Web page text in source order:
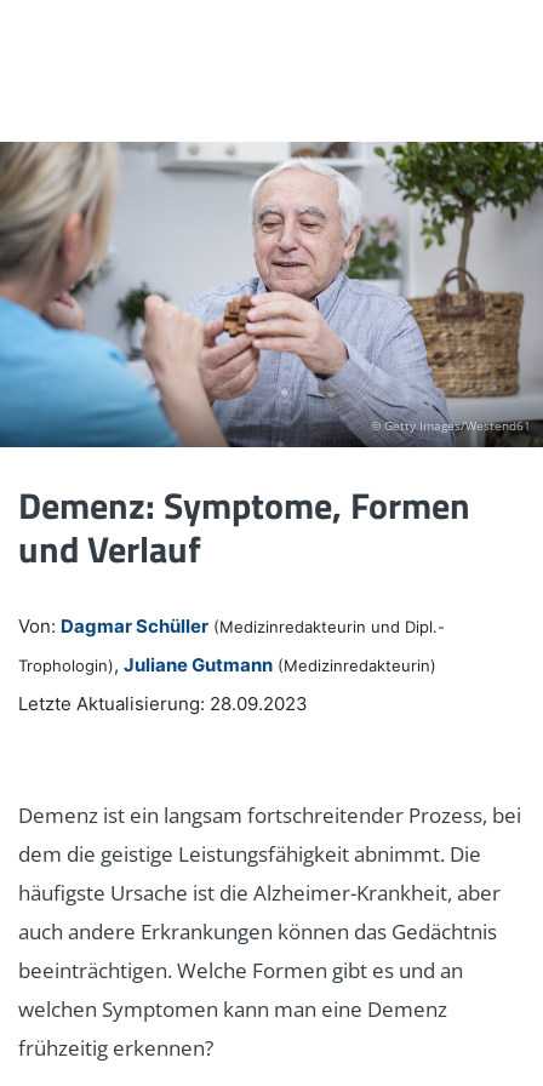
© Getty Images/Westend61
Demenz: Symptome, Formen
und Verlauf
Von: Dagmar Schüller (Medizinredakteurin und Dipl.-
Trophologin), Juliane Gutmann (Medizinredakteurin)
Letzte Aktualisierung: 28.09.2023
Demenz ist ein langsam fortschreitender Prozess, bei
dem die geistige Leistungsfähigkeit abnimmt. Die
häufigste Ursache ist die Alzheimer-Krankheit, aber
auch andere Erkrankungen können das Gedächtnis
beeinträchtigen. Welche Formen gibt es und an
welchen Symptomen kann man eine Demenz
frühzeitig erkennen?